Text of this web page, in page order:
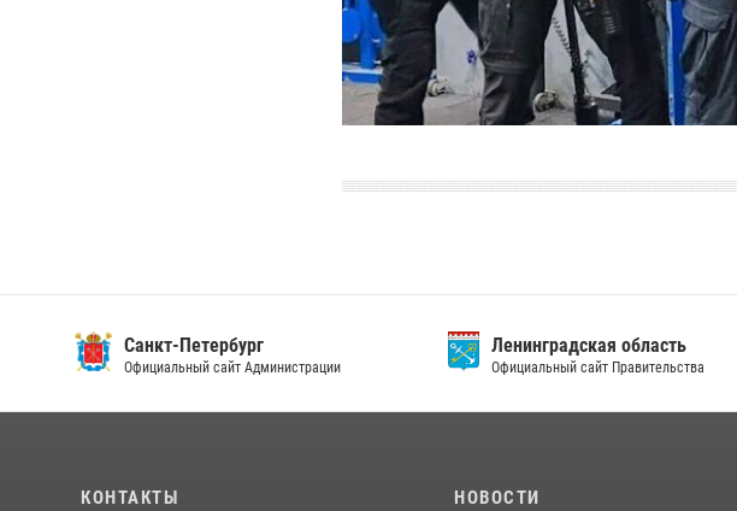
Санкт-Петербург
Официальный сайт Администрации
Ленинградская область
Официальный сайт Правительства
КОНТАКТЫ НОВОСТИ